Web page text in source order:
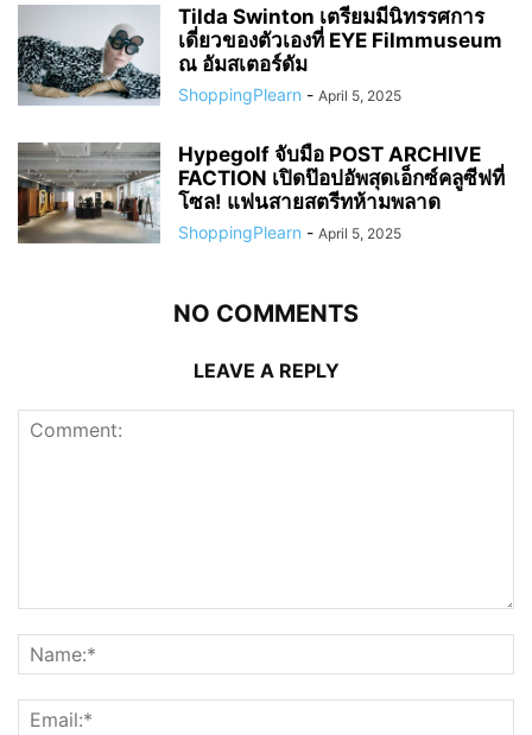
Tilda Swinton เตรียมมีนิทรรศการ
เดี่ยวของตัวเองที่ EYE Filmmuseum
ณ อัมสเตอร์ดัม
ShoppingPlearn - April 5, 2025
Hypegolf จับมือ POST ARCHIVE
FACTION เปิดป๊อปอัพสุดเอ็กซ์คลูซีฟที่
โซล! แฟนสายสตรีทห้ามพลาด
ShoppingPlearn - April 5, 2025
NO COMMENTS
LEAVE A REPLY